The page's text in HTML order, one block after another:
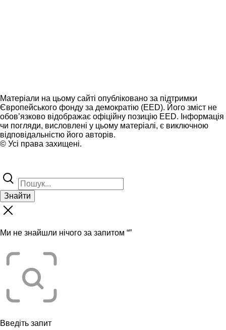
Матеріали на цьому сайті опубліковано за підтримки
Європейського фонду за демократію (EED). Його зміст не
обов’язково відображає офіційну позицію EED. Інформація
чи погляди, висловлені у цьому матеріалі, є виключною
відповідальністю його авторів.
© Усі права захищені.
Знайти
Ми не знайшли нічого за запитом “”
Введіть запит